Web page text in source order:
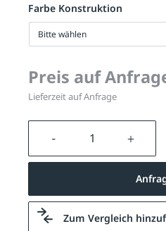
Farbe Konstruktion
Bitte wählen
Preis auf
Lieferzeit auf Anfrage
Produkt Anzahl:
Zum Vergleich